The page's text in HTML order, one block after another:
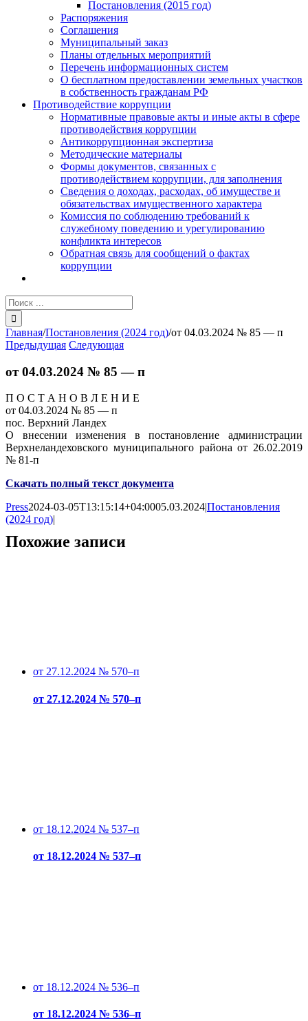
Постановления (2015 год)
Распоряжения
Соглашения
Муниципальный заказ
Планы отдельных мероприятий
Перечень информационных систем
О бесплатном предоставлении земельных участков
в собственность гражданам РФ
Противодействие коррупции
Нормативные правовые акты и иные акты в сфере
противодействия коррупции
Антикоррупционная экспертиза
Методические материалы
Формы документов, связанных с
противодействием коррупции, для заполнения
Сведения о доходах, расходах, об имуществе и
обязательствах имущественного характера
Комиссия по соблюдению требований к
служебному поведению и урегулированию
конфликта интересов
Обратная связь для сообщений о фактах
коррупции
Результат
поиска:
Главная/Постановления (2024 год)/от 04.03.2024 № 85 — п
Предыдущая Следующая
от 04.03.2024 № 85 — п
П О С Т А Н О В Л Е Н И Е
от 04.03.2024 № 85 — п
пос. Верхний Ландех
О внесении изменения в постановление администрации
Верхнеландеховского муниципального района от 26.02.2019
№ 81-п
Скачать полный текст документа
Press2024-03-05T13:15:14+04:0005.03.2024|Постановления
(2024 год)|
Похожие записи
от 27.12.2024 № 570–п
от 27.12.2024 № 570–п
от 18.12.2024 № 537–п
от 18.12.2024 № 537–п
от 18.12.2024 № 536–п
от 18.12.2024 № 536–п